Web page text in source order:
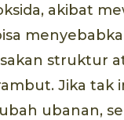
akibat
struktur
Jika tak
ubanan,